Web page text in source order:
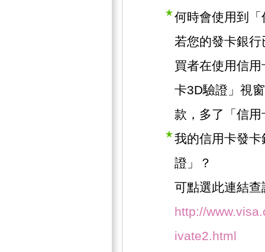
何時會使用到
若您的發卡銀
買者在使用信
卡3D驗證」視
款，多了「信
我的信用卡發
證」？
可點選此連結查
http://
ivate2.html